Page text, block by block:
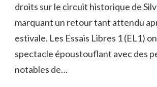
droits sur le circuit historique de
marquant un retour tant attendu
estivale. Les Essais Libres 1 (EL1)
spectacle époustouflant avec des
notables de…